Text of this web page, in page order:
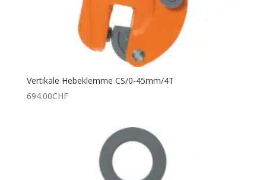
Vertikale Hebeklemme CS/0-45mm/4T
694.00CHF